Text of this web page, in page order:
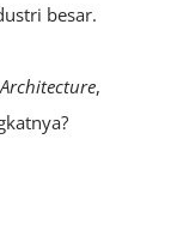
besar.
Architecture,